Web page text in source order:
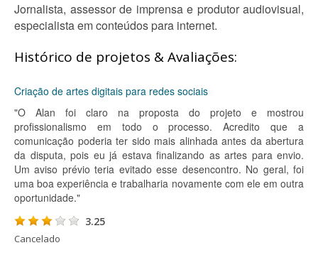
Jornalista, assessor de imprensa e produtor audiovisual,
especialista em conteúdos para internet.
Histórico de projetos & Avaliações:
Criação de artes digitais para redes sociais
"O Alan foi claro na proposta do projeto e mostrou
profissionalismo em todo o processo. Acredito que a
comunicação poderia ter sido mais alinhada antes da abertura
da disputa, pois eu já estava finalizando as artes para envio.
Um aviso prévio teria evitado esse desencontro. No geral, foi
uma boa experiência e trabalharia novamente com ele em outra
oportunidade."
3.25
Cancelado